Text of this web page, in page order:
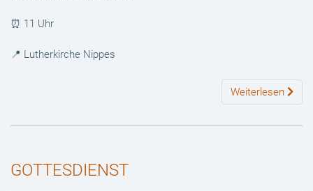
⏰ 11 Uhr
📍 Lutherkirche Nippes
Weiterlesen
GOTTESDIENST